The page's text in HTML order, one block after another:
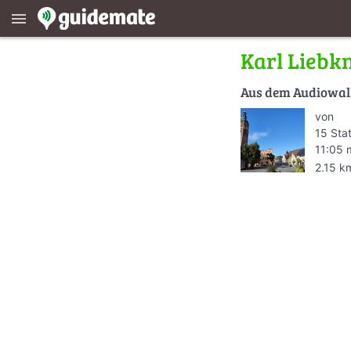
menu
Karl
Aus dem
von
15
11:05
2.15